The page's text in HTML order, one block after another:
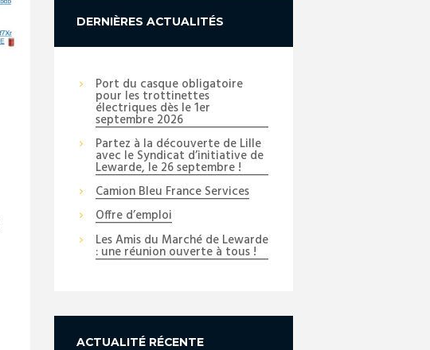
DERNIÈRES ACTUALITÉS
Port du casque obligatoire
pour les trottinettes
électriques dès le 1er
septembre 2026
Partez à la découverte de Lille
avec le Syndicat d’initiative de
Lewarde, le 26 septembre !
Camion Bleu France Services
Offre d’emploi
Les Amis du Marché de Lewarde
: une réunion ouverte à tous !
ACTUALITÉ RÉCENTE